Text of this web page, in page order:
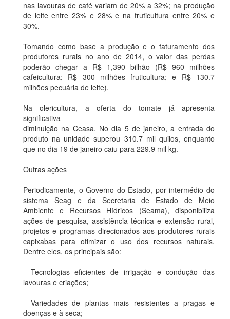
nas lavouras de café variam de 20% a 32%; na produção
de leite entre 23% e 28% e na fruticultura entre 20% e
30%.
Tomando como base a produção e o faturamento dos
produtores rurais no ano de 2014, o valor das perdas
poderão chegar a R$ 1,390 bilhão (R$ 960 milhões
cafeicultura; R$ 300 milhões fruticultura; e R$ 130.7
milhões pecuária de leite).
Na olericultura, a oferta do tomate já apresenta
significativa
diminuição na Ceasa. No dia 5 de janeiro, a entrada do
produto na unidade superou 310.7 mil quilos, enquanto
que no dia 19 de janeiro caiu para 229.9 mil kg.
Outras ações
Periodicamente, o Governo do Estado, por intermédio do
sistema Seag e da Secretaria de Estado de Meio
Ambiente e Recursos Hídricos (Seama), disponibiliza
ações de pesquisa, assistência técnica e extensão rural,
projetos e programas direcionados aos produtores rurais
capixabas para otimizar o uso dos recursos naturais.
Dentre eles, os principais são:
- Tecnologias eficientes de irrigação e condução das
lavouras e criações;
- Variedades de plantas mais resistentes a pragas e
doenças e à seca;